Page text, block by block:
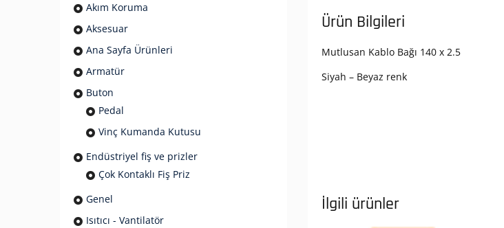
Ürün Bilgileri
Mutlusan Kablo Bağı 140 x 2.5
Siyah – Beyaz renk
İlgili ürünler
Akım Koruma
Aksesuar
Ana Sayfa Ürünleri
Armatür
Buton
Pedal
Vinç Kumanda Kutusu
Endüstriyel fiş ve prizler
Çok Kontaklı Fiş Priz
Genel
Isıtıcı - Vantilatör